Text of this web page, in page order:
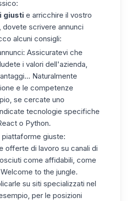
giusti e arricchire il vostro
dovete scrivere annunci
alcuni consigli:
Assicuratevi che
i valori dell'azienda,
Naturalmente
e le competenze
se cercate uno
tecnologie specifiche
o Python.
giuste:
offerte di lavoro su canali di
come affidabili, come
to the jungle.
su siti specializzati nel
per le posizioni